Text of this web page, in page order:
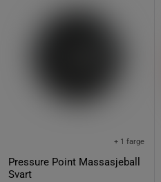
Pressure Point Massasjeball
Svart
+ 1 farge